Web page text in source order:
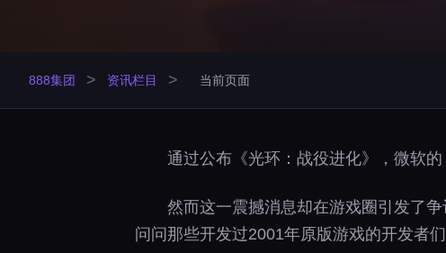
888集团 > 资讯栏目 > 当前页面
通过公布《光环：战役进化》，微软
然而这一震撼消息却在游戏圈引发了
问问那些开发过2001年原版游戏的开发者